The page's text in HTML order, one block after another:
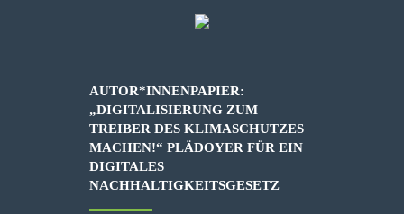
AUTOR*INNENPAPIER:
„DIGITALISIERUNG ZUM
TREIBER DES KLIMASCHUTZES
MACHEN!“ PLÄDOYER FÜR EIN
DIGITALES
NACHHALTIGKEITSGESETZ